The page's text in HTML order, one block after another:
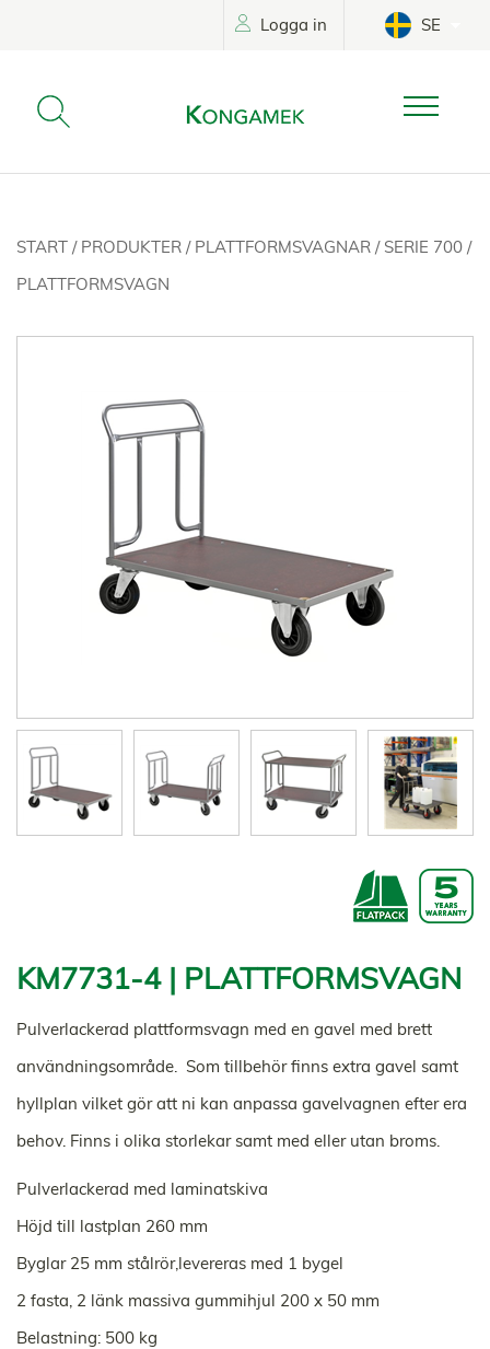
Logga in SE
START / PRODUKTER / PLATTFORMSVAGNAR / SERIE 700 /
PLATTFORMSVAGN
KM7731-4 | PLATTFORMSVAGN
Pulverlackerad plattformsvagn med en gavel med brett
användningsområde. Som tillbehör finns extra gavel samt
hyllplan vilket gör att ni kan anpassa gavelvagnen efter era
behov. Finns i olika storlekar samt med eller utan broms.
Pulverlackerad med laminatskiva
Höjd till lastplan 260 mm
Byglar 25 mm stålrör,levereras med 1 bygel
2 fasta, 2 länk massiva gummihjul 200 x 50 mm
Belastning: 500 kg